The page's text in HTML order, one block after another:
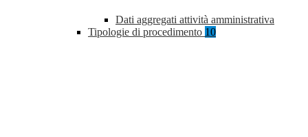
Dati aggregati attività amministrativa
Tipologie di procedimento 10